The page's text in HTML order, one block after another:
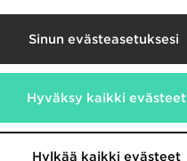
Sinun evästeasetuksesi
Hyväksy kaikki evästeet
Hylkää kaikki evästeet